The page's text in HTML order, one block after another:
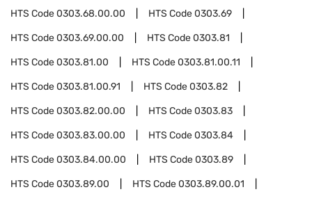
HTS Code0303.68.00.00 HTS Code0303.69
HTS Code0303.69.00.00 HTS Code0303.81
HTS Code0303.81.00 HTS Code0303.81.00.11
HTS Code0303.81.00.91 HTS Code0303.82
HTS Code0303.82.00.00 HTS Code0303.83
HTS Code0303.83.00.00 HTS Code0303.84
HTS Code0303.84.00.00 HTS Code0303.89
HTS Code0303.89.00 HTS Code0303.89.00.01